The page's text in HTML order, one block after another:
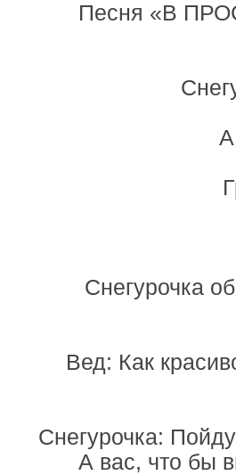
Песня «В
А
Снегурочка
Вед: Как
Снегурочка:
А вас, что бы